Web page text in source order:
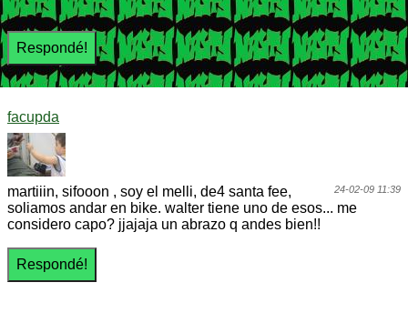
facupda
24-02-09 11:39
martiiin, sifooon , soy el melli, de4 santa fee,
soliamos andar en bike. walter tiene uno de esos... me
considero capo? jjajaja un abrazo q andes bien!!